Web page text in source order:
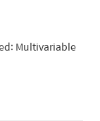
Multivariable